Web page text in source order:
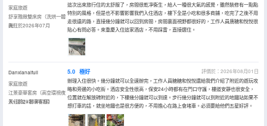
家庭旅遊
舒享雅緻雙床房（洗烘一體
機）
入住於2026年07月
這次出來旅行住的太舒服了，房間很乾凈衞生，給人一種很大氣的感覺，雖然裝修有一點點
特別的風格，但是也不影響影響我們入住酒店，樓下全是小吃和很多商鋪，吃完了之後不用
走很遠的路，直接幾分鐘就可以回到房間，房間裏面視野都很好的，工作人員唐糖和悅悅很
貼心有問必答。來重慶入住這家酒店，不用踩雷，直接選住。
Danxianaifuli
家庭旅遊
江景豪華套房（高空環視夜
景+浴缸+奢享客廳）
入住於2026年07月
5.0 極好
評價於：2026年08月01日
辦理入住很快。幾分鐘就可以全速辦完，工作人員糖糖和悅悅還給我們介紹了附近的遊玩攻
略和旁邊的小吃街。酒店安全性很高，保安24小時都有在門口守護，樓道安靜也很安全，
位置就在解放碑附近的，下樓幾分鐘就可以到達。步行幾分鐘就可以到附近的地鐵站如果不
想打車的話，就坐地鐵也是很方便的，不用擔心在路上會堵車。必須要給他們五星好評。